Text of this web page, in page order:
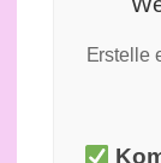
Erstelle